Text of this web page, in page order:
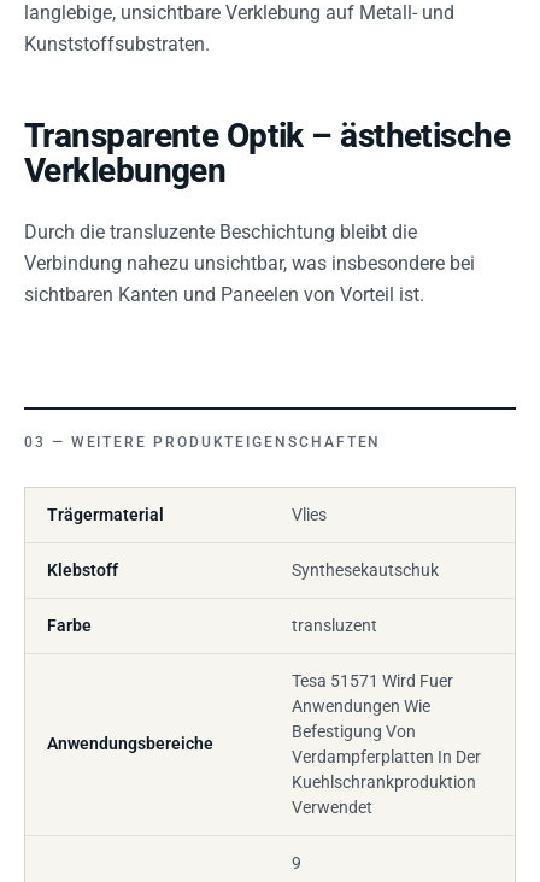
langlebige, unsichtbare Verklebung auf Metall- und
Kunststoffsubstraten.
Transparente Optik – ästhetische
Verklebungen
Durch die transluzente Beschichtung bleibt die
Verbindung nahezu unsichtbar, was insbesondere bei
sichtbaren Kanten und Paneelen von Vorteil ist.
WEITERE PRODUKTEIGENSCHAFTEN
Trägermaterial Vlies
Klebstoff Synthesekautschuk
Farbe transluzent
Anwendungsbereiche
Tesa 51571 Wird Fuer
Anwendungen Wie
Befestigung Von
Verdampferplatten In Der
Kuehlschrankproduktion
Verwendet
9